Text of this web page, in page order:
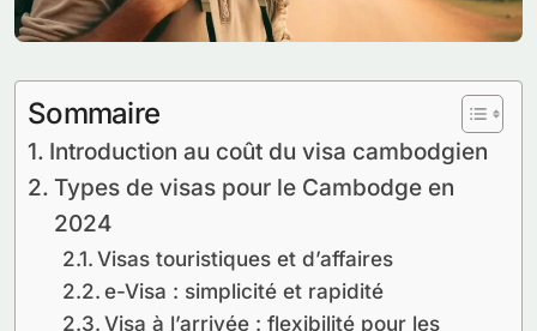
Sommaire
Introduction au coût du visa cambodgien
Types de visas pour le Cambodge en
2024
Visas touristiques et d’affaires
e-Visa : simplicité et rapidité
Visa à l’arrivée : flexibilité pour les